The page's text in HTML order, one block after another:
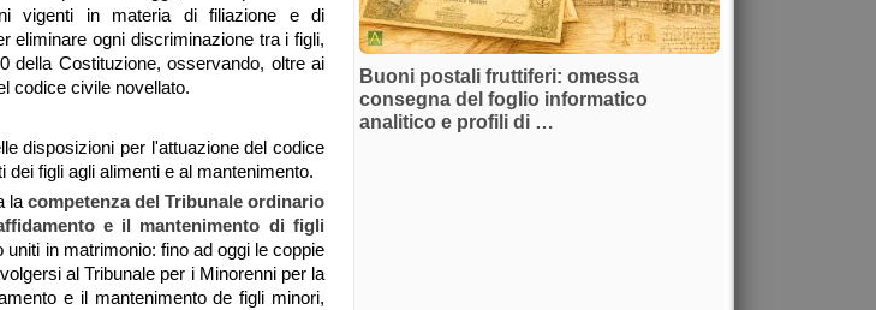
vigenti in materia di filiazione e di
eliminare ogni discriminazione tra i figli,
della Costituzione, osservando, oltre ai
codice civile novellato.
disposizioni per l'attuazione del codice
figli agli alimenti e al mantenimento.
la competenza del Tribunale ordinario
e il mantenimento di figli
in matrimonio: fino ad oggi le coppie
al Tribunale per i Minorenni per la
e il mantenimento de figli minori,
Buoni postali fruttiferi: omessa
consegna del foglio informatico
analitico e profili di …